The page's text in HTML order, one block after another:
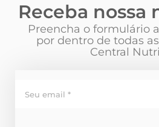
Receba nossa
Preencha o formulário
por dentro de todas
Central